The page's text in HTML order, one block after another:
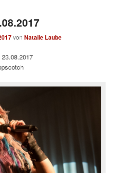
vonNatalie Laube